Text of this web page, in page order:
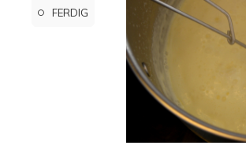
FERDIG